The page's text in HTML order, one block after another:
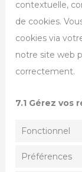
contextuelle,
de cookies.
cookies via
notre site web
correctement.
7.1 Gérez vos
Fonctionnel
Préférences